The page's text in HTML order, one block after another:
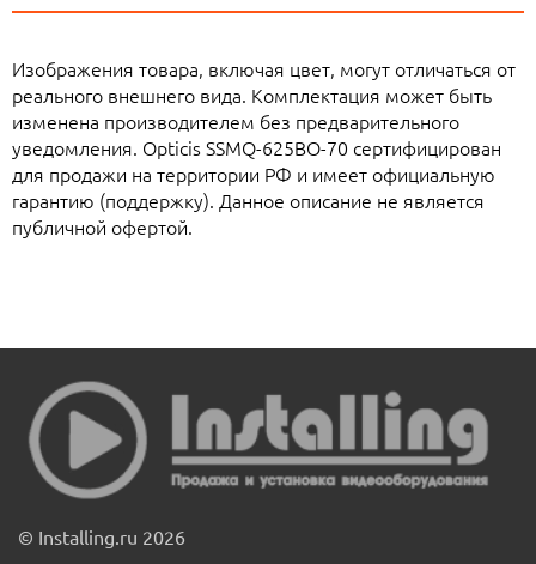
Изображения товара, включая цвет, могут отличаться от
реального внешнего вида. Комплектация может быть
изменена производителем без предварительного
уведомления. Opticis SSMQ-625BO-70 сертифицирован
для продажи на территории РФ и имеет официальную
гарантию (поддержку). Данное описание не является
публичной офертой.
© Installing.ru 2026